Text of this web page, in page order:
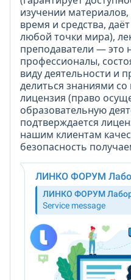
изучении
время и средства,
любой точки мира),
преподаватели — это
профессионалы,
виду деятельности и
делиться знаниями
лицензия (право
образовательную
подтверждается
нашим клиентам
безопасность